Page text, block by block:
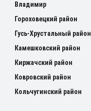
Владимир
Гороховецкий район
Гусь-Хрустальный район
Камешковский район
Киржачский район
Ковровский район
Кольчугинский район